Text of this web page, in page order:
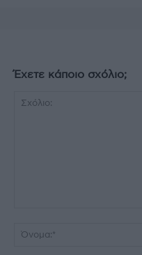
Έχετε κάποιο σχόλιο;